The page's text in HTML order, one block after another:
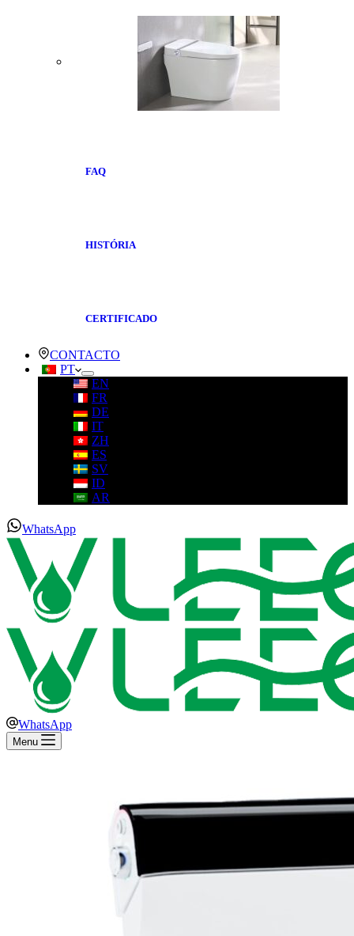
FAQ
HISTÓRIA
CERTIFICADO
CONTACTO
PT
EN
FR
DE
IT
ZH
ES
SV
ID
AR
WhatsApp
WhatsApp
Menu